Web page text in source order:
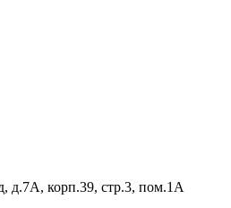
д.7А, корп.39, стр.3, пом.1А